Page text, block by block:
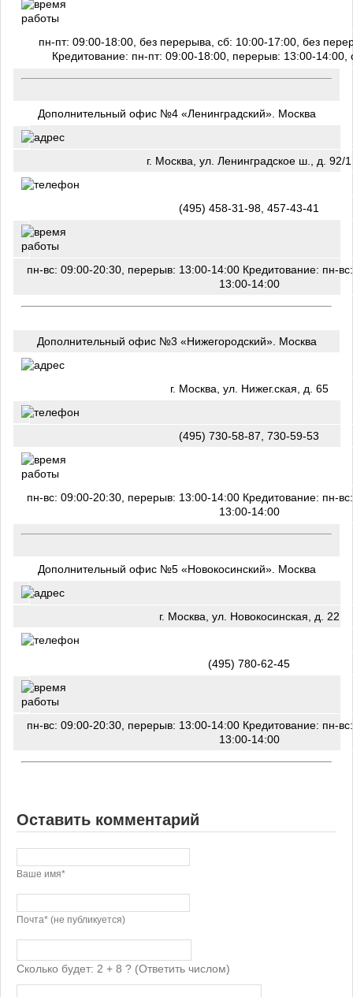
пн-пт: 09:00-18:00, без перерыва, сб: 10:00-17:00, без
Кредитование: пн-пт: 09:00-18:00, перерыв: 13:00-
Дополнительный офис №4 «Ленинградский». Москва
г. Москва, ул. Ленинградское ш., д. 92/1
(495) 458-31-98, 457-43-41
пн-вс: 09:00-20:30, перерыв: 13:00-14:00 Кредитование: пн-
13:00-14:00
Дополнительный офис №3 «Нижегородский». Москва
г. Москва, ул. Нижег.ская, д. 65
(495) 730-58-87, 730-59-53
пн-вс: 09:00-20:30, перерыв: 13:00-14:00 Кредитование: пн-
13:00-14:00
Дополнительный офис №5 «Новокосинский». Москва
г. Москва, ул. Новокосинская, д. 22
(495) 780-62-45
пн-вс: 09:00-20:30, перерыв: 13:00-14:00 Кредитование: пн-
13:00-14:00
Оставить комментарий
Ваше имя*
Почта* (не публикуется)
Сколько будет: 2 + 8 ? (Ответить числом)